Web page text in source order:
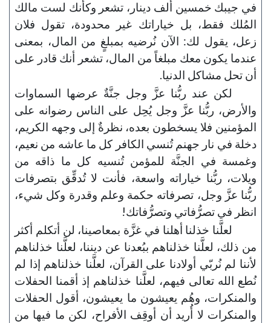
في جيبك خمسين ألف دينار، تشعر وكأنك لست مالك
المُلك فقط، بل خياراتك غير محدودة، تقول فلان
زعل، يقول لك: الآن نُرضيه بمبلغٍ من المال، بمعنى
عندما يكون معك مبلغاً من المال، تشعر أنك قادر على
أن تحل مشاكل الدنيا.
لكن عند ربُّنا عزَّ وجل جنَّةٌ عرضها السماوات
والأرض، ربُّنا عزَّ وجل يُحِل على الناس رضوانه على
المؤمنين فلا يسخطون بعده، نظرةٌ إلى وجهه الكريم،
دخلة في نار جهنم تُنسي الكافر كل ما عاشه من نعيم،
وغمسة في الجنَّة للمؤمن تُنسيه كل ما ذاقه من
ويلات، ربُّنا خياراته واسعة، فأنت لا تُدقِّق بتصرفات
ربُّنا عزَّ وجل، تصرفاته حكمة وعلم وقدرة وكل شيء،
انظر في تصرُّفاتي وتصرُّفاتك!
لعلَّنا خذلنا أهلنا في غزَّة بمعاصينا، لن أتكلم أكثر
من ذلك، لعلَّنا خذلناهم ببُعدنا عن ديننا، لعلَّنا خذلناهم
لأننا لم نُربّي أولادنا على القرآن، لعلَّنا خذلناهم إذا لم
نُطع الله تعالى فيهم، لعلَّنا خذلناهم إذ أقمنا الحفلات
والمنكرات، وهُم يعيشون ما يعيشون، أقول الحفلات
والمنكرات لا أُريد أن أوقِف الأفراح، لكن ما فيها من